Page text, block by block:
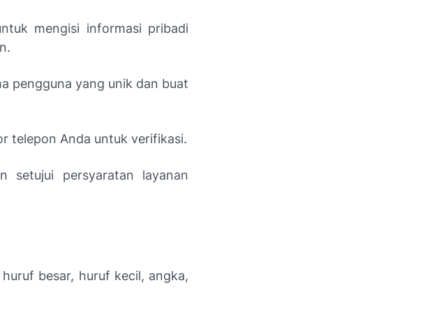
mengisi informasi pribadi
pengguna yang unik dan buat
telepon Anda untuk verifikasi.
setujui persyaratan layanan
besar, huruf kecil, angka,